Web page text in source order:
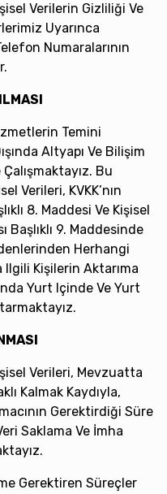
Verilerin Gizliliği Ve
Uyarınca
Numaralarının
Temini
Altyapı Ve Bilişim
Bu
Verileri, KVKK’nın
8. Maddesi Ve Kişisel
Başlıklı 9. Maddesinde
Herhangi
Ilgili Kişilerin Aktarıma
Yurt Içinde Ve Yurt
Verileri, Mevzuatta
Kalmak Kaydıyla,
Gerektirdiği Süre
Saklama Ve İmha
Gerektiren Süreçler